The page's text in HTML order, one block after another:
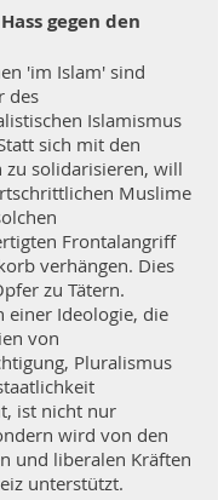
gegen den
'im Islam' sind
des
Islamismus
sich mit den
zu solidarisieren, will
Muslime
Frontalangriff
verhängen. Dies
zu Tätern.
einer Ideologie, die
von
Pluralismus
ist nicht nur
wird von den
und liberalen Kräften
unterstützt.